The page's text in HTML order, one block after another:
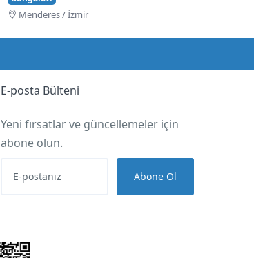
Menderes / İzmir
E-posta Bülteni
Yeni fırsatlar ve güncellemeler için
abone olun.
Abone Ol